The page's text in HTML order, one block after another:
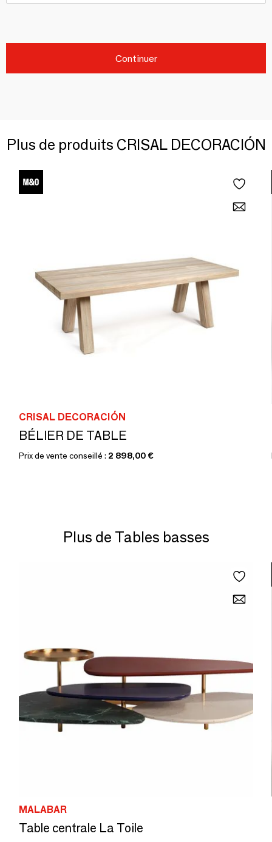
Continuer
Plus de produits CRISAL DECORACIÓN
CRISAL DECORACIÓN
BÉLIER DE TABLE
Prix de vente conseillé : 2 898,00 €
Plus de Tables basses
MALABAR
Table centrale La Toile